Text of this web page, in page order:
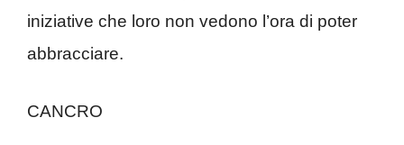
iniziative che loro non vedono l’ora di poter
abbracciare.
CANCRO